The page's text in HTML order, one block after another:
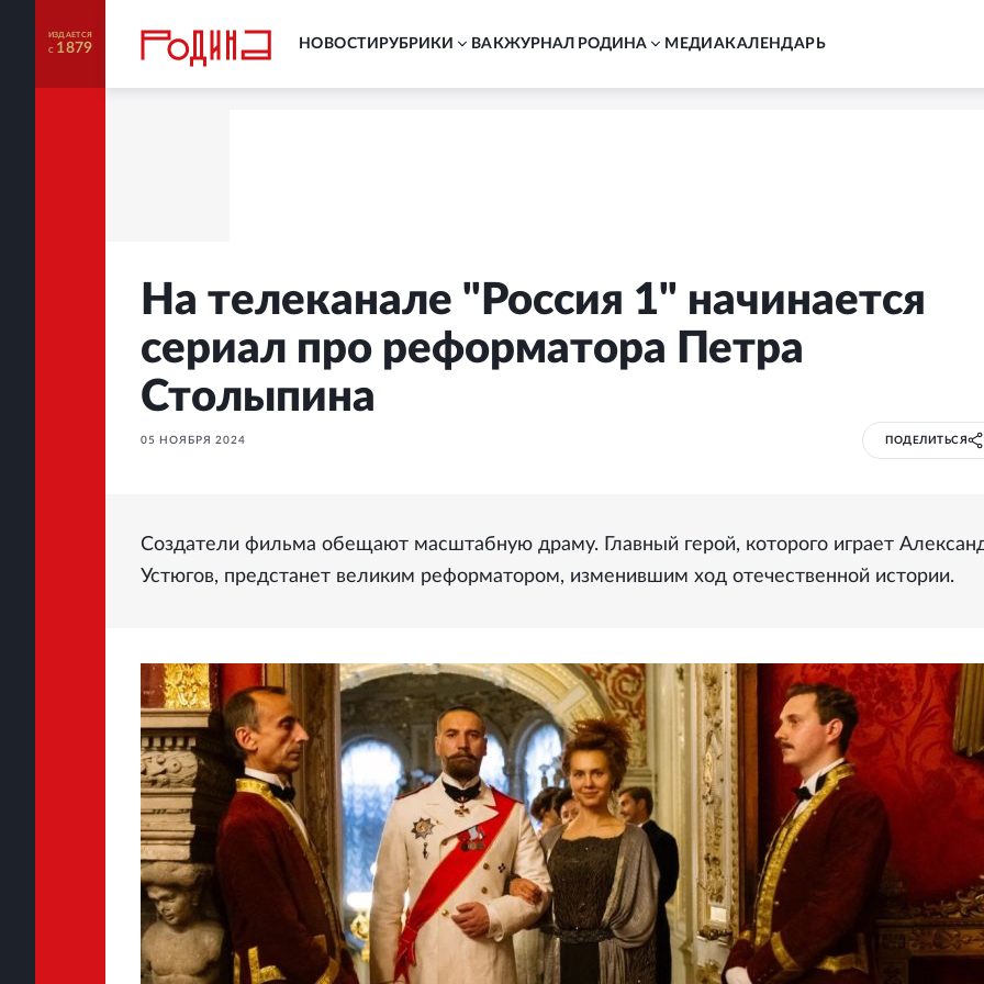
ИЗДАЕТСЯ
С 1879 НОВОСТИ РУБРИКИ ВАКЖУРНАЛ РОДИНА MЕДИА КАЛЕНДАРЬ
На телеканале "Россия 1" начинается
сериал про реформатора Петра
Столыпина
05 НОЯБРЯ 2024 ПОДЕЛИТЬСЯ
Создатели фильма обещают масштабную драму. Главный герой, которого играет
Устюгов, предстанет великим реформатором, изменившим ход отечественной истории.